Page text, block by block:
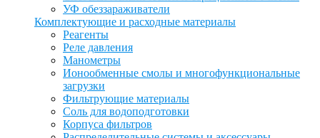
УФ обеззараживатели
Комплектующие и расходные материалы
Реагенты
Реле давления
Манометры
Ионообменные смолы и многофункциональные
загрузки
Фильтрующие материалы
Соль для водоподготовки
Корпуса фильтров